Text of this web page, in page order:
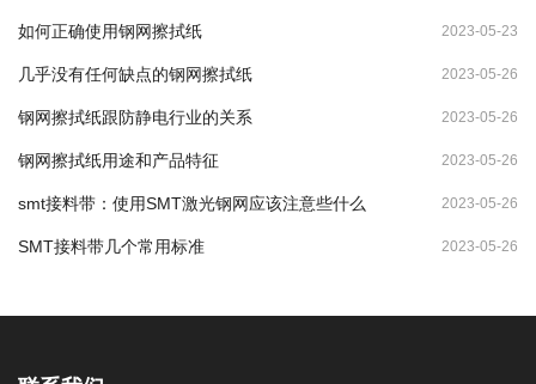
2023-05-23
如何正确使用钢网擦拭纸
2023-05-26
几乎没有任何缺点的钢网擦拭纸
2023-05-26
钢网擦拭纸跟防静电行业的关系
2023-05-26
钢网擦拭纸用途和产品特征
2023-05-26
smt接料带：使用SMT激光钢网应该注意些什么
2023-05-26
SMT接料带几个常用标准